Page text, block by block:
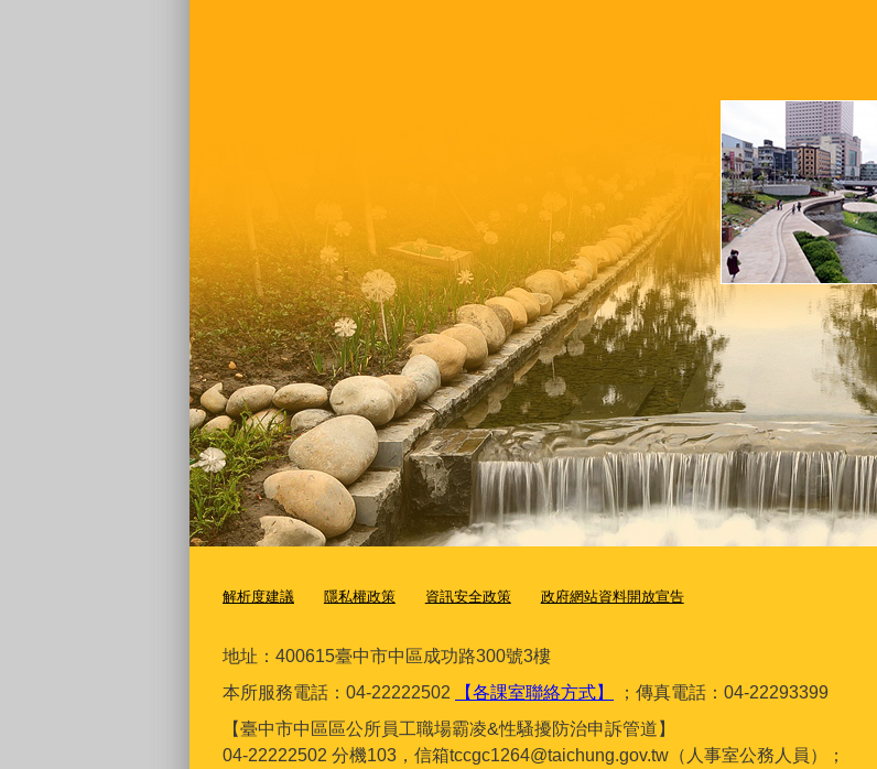
解析度建議 隱私權政策 資訊安全政策 政府網站資料開放宣告
地址：400615臺中市中區成功路300號3樓
本所服務電話：04-22222502
【各課室聯絡方式】
；傳真電話：04-22293399
【臺中市中區區公所員工職場霸凌&性騷擾防治申訴管道】
04-22222502 分機103，信箱tccgc1264@taichung.gov.tw（人事室公務人員）；